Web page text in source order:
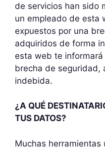
de servicios han sido
un empleado de esta
expuestos por una
adquiridos de forma
esta web te
brecha de seguridad,
indebida.
¿A QUÉ
TUS DATOS?
Muchas